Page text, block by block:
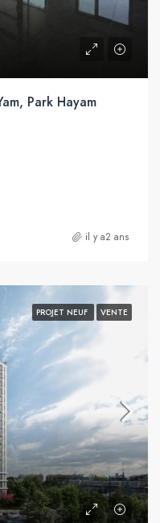
Park Hayam
il y a2 ans
PROJET NEUF VENTE